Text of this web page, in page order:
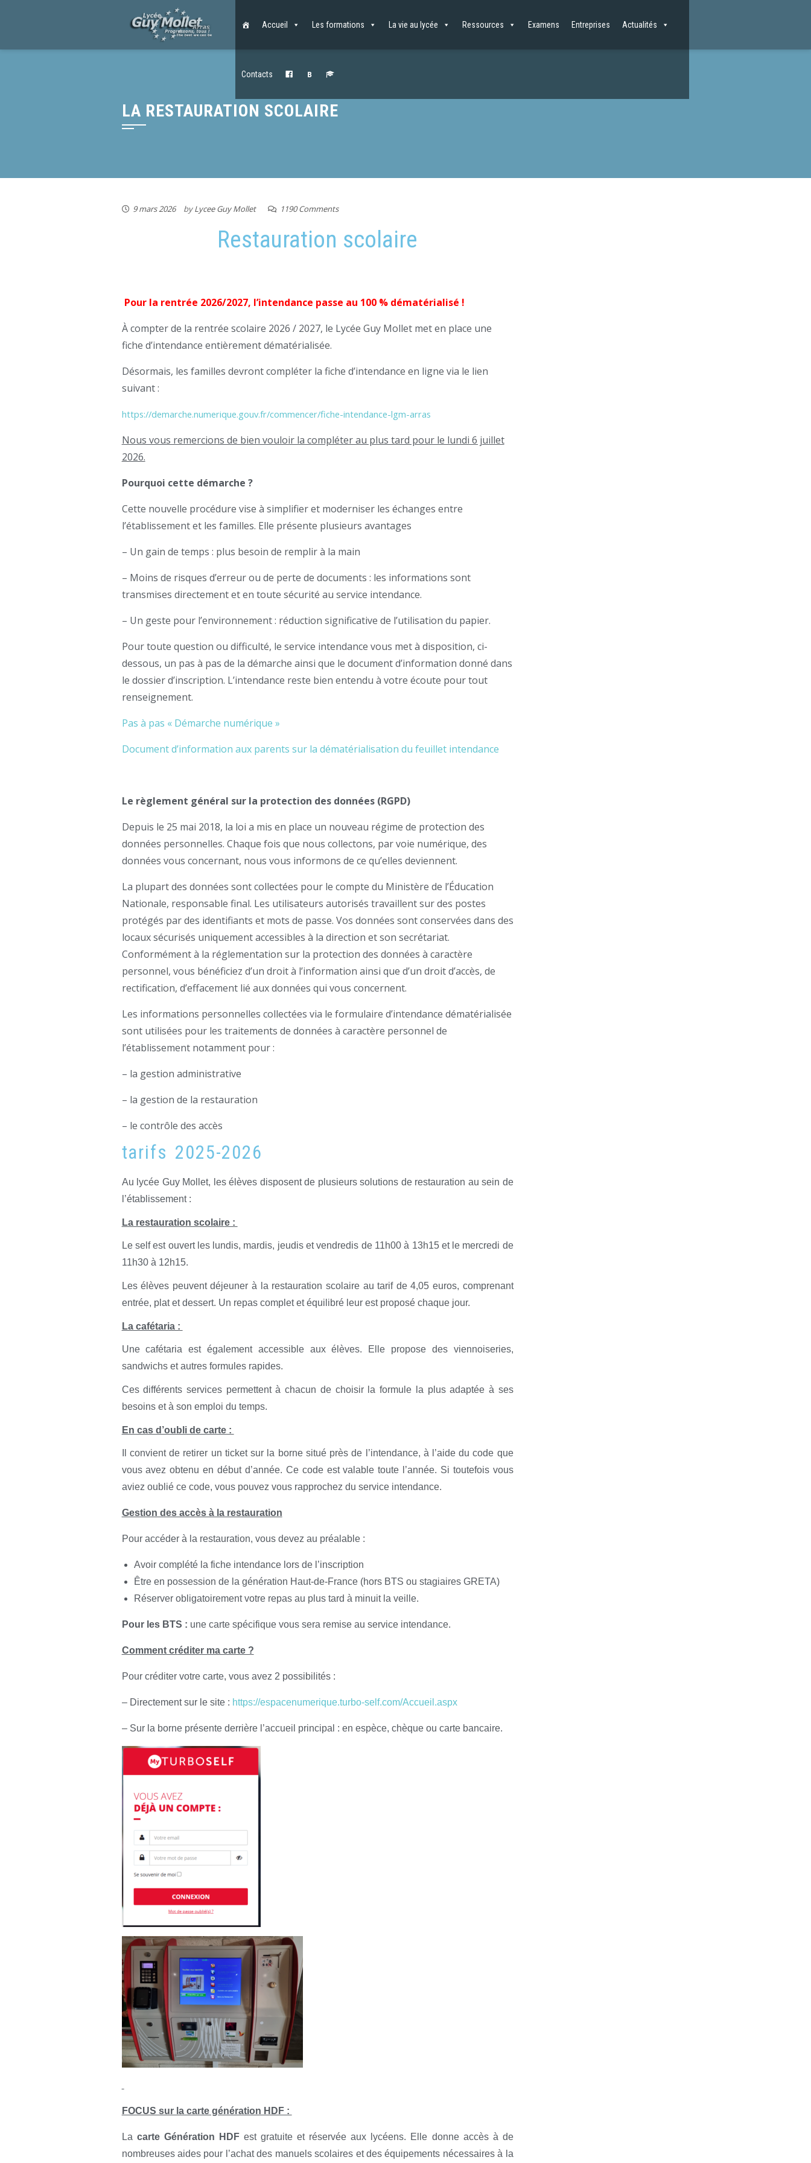
Accueil Les formations La vie au lycée Ressources Examens Entreprises Actualités
Contacts
LA RESTAURATION SCOLAIRE
9 mars 2026 byLycee Guy Mollet 1190 Comments
Restauration scolaire
Pour la rentrée 2026/2027, l’intendance passe au 100 % dématérialisé !
À compter de la rentrée scolaire 2026 / 2027, le Lycée Guy Mollet met en place une
fiche d’intendance entièrement dématérialisée.
Désormais, les familles devront compléter la fiche d’intendance en ligne via le lien
suivant :
https://demarche.numerique.gouv.fr/commencer/fiche-intendance-lgm-arras
Nous vous remercions de bien vouloir la compléter au plus tard pour le lundi 6 juillet
2026.
Pourquoi cette démarche ?
Cette nouvelle procédure vise à simplifier et moderniser les échanges entre
l’établissement et les familles. Elle présente plusieurs avantages
– Un gain de temps : plus besoin de remplir à la main
– Moins de risques d’erreur ou de perte de documents : les informations sont
transmises directement et en toute sécurité au service intendance.
– Un geste pour l’environnement : réduction significative de l’utilisation du papier.
Pour toute question ou difficulté, le service intendance vous met à disposition, ci-
dessous, un pas à pas de la démarche ainsi que le document d’information donné dans
le dossier d’inscription. L’intendance reste bien entendu à votre écoute pour tout
renseignement.
Pas à pas « Démarche numérique »
Document d’information aux parents sur la dématérialisation du feuillet intendance
Le règlement général sur la protection des données (RGPD)
Depuis le 25 mai 2018, la loi a mis en place un nouveau régime de protection des
données personnelles. Chaque fois que nous collectons, par voie numérique, des
données vous concernant, nous vous informons de ce qu’elles deviennent.
La plupart des données sont collectées pour le compte du Ministère de l’Éducation
Nationale, responsable final. Les utilisateurs autorisés travaillent sur des postes
protégés par des identifiants et mots de passe. Vos données sont conservées dans des
locaux sécurisés uniquement accessibles à la direction et son secrétariat.
Conformément à la réglementation sur la protection des données à caractère
personnel, vous bénéficiez d’un droit à l’information ainsi que d’un droit d’accès, de
rectification, d’effacement lié aux données qui vous concernent.
Les informations personnelles collectées via le formulaire d’intendance dématérialisée
sont utilisées pour les traitements de données à caractère personnel de
l’établissement notamment pour :
– la gestion administrative
– la gestion de la restauration
– le contrôle des accès
tarifs 2025-2026
Au lycée Guy Mollet, les élèves disposent de plusieurs solutions de restauration au sein de
l’établissement :
La restauration scolaire :
Le self est ouvert les lundis, mardis, jeudis et vendredis de 11h00 à 13h15 et le mercredi de
11h30 à 12h15.
Les élèves peuvent déjeuner à la restauration scolaire au tarif de 4,05 euros, comprenant
entrée, plat et dessert. Un repas complet et équilibré leur est proposé chaque jour.
La cafétaria :
Une cafétaria est également accessible aux élèves. Elle propose des viennoiseries,
sandwichs et autres formules rapides.
Ces différents services permettent à chacun de choisir la formule la plus adaptée à ses
besoins et à son emploi du temps.
En cas d’oubli de carte :
Il convient de retirer un ticket sur la borne situé près de l’intendance, à l’aide du code que
vous avez obtenu en début d’année. Ce code est valable toute l’année. Si toutefois vous
aviez oublié ce code, vous pouvez vous rapprochez du service intendance.
Gestion des accès à la restauration
Pour accéder à la restauration, vous devez au préalable :
Avoir complété la fiche intendance lors de l’inscription
Être en possession de la génération Haut-de-France (hors BTS ou stagiaires GRETA)
Réserver obligatoirement votre repas au plus tard à minuit la veille.
Pour les BTS : une carte spécifique vous sera remise au service intendance.
Comment créditer ma carte ?
Pour créditer votre carte, vous avez 2 possibilités :
– Directement sur le site : https://espacenumerique.turbo-self.com/Accueil.aspx
– Sur la borne présente derrière l’accueil principal : en espèce, chèque ou carte bancaire.
FOCUS sur la carte génération HDF :
La carte Génération HDFest gratuite et réservée aux lycéens. Elle donne accès à de
nombreuses aides pour l’achat des manuels scolaires et des équipements nécessaires à la